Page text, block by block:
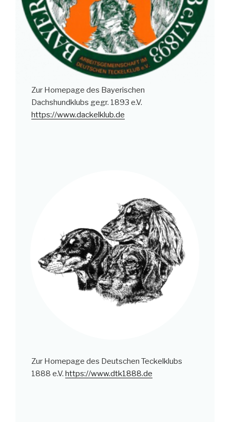
Zur Homepage des Bayerischen
Dachshundklubs gegr. 1893 e.V.
https://www.dackelklub.de
Zur Homepage des Deutschen Teckelklubs
1888 e.V.https://www.dtk1888.de